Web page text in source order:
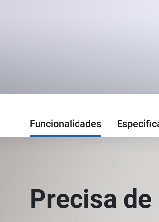
Funcionalidades
Precisa de